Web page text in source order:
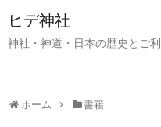
ヒデ神社
神社・神道・日本の歴史とご
ホーム 書籍